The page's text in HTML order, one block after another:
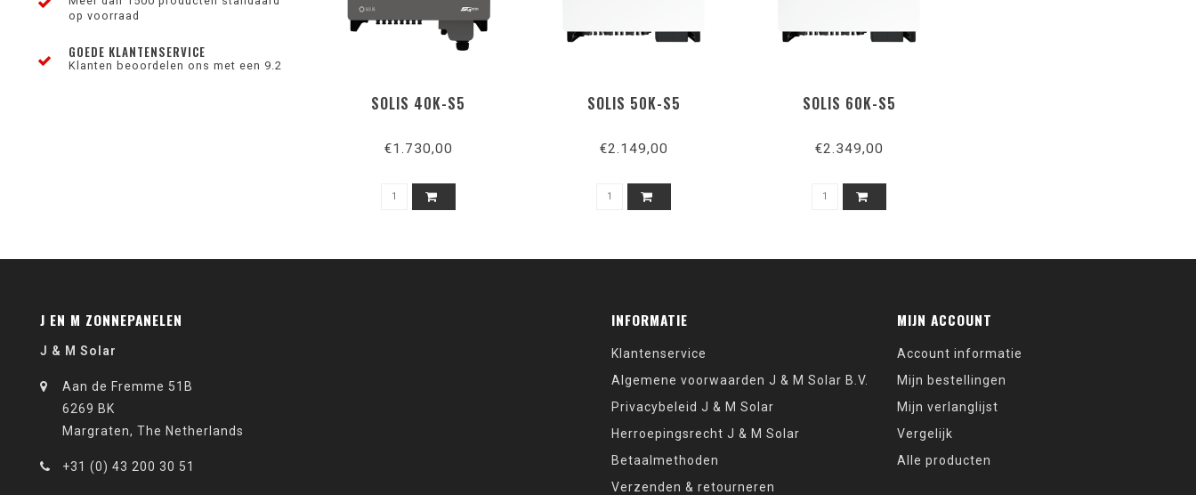
op voorraad
GOEDE KLANTENSERVICE
Klanten beoordelen ons met een 9.2
SOLIS 40K-S5
€1.730,00
SOLIS 50K-S5
€2.149,00
SOLIS 60K-S5
€2.349,00
J EN M ZONNEPANELEN
J & M Solar
Aan de Fremme 51B
6269 BK
Margraten, The Netherlands
+31 (0) 43 200 30 51
INFORMATIE
Klantenservice
Algemene voorwaarden J & M Solar B.V.
Privacybeleid J & M Solar
Herroepingsrecht J & M Solar
Betaalmethoden
Verzenden & retourneren
MIJN ACCOUNT
Account informatie
Mijn bestellingen
Mijn verlanglijst
Vergelijk
Alle producten